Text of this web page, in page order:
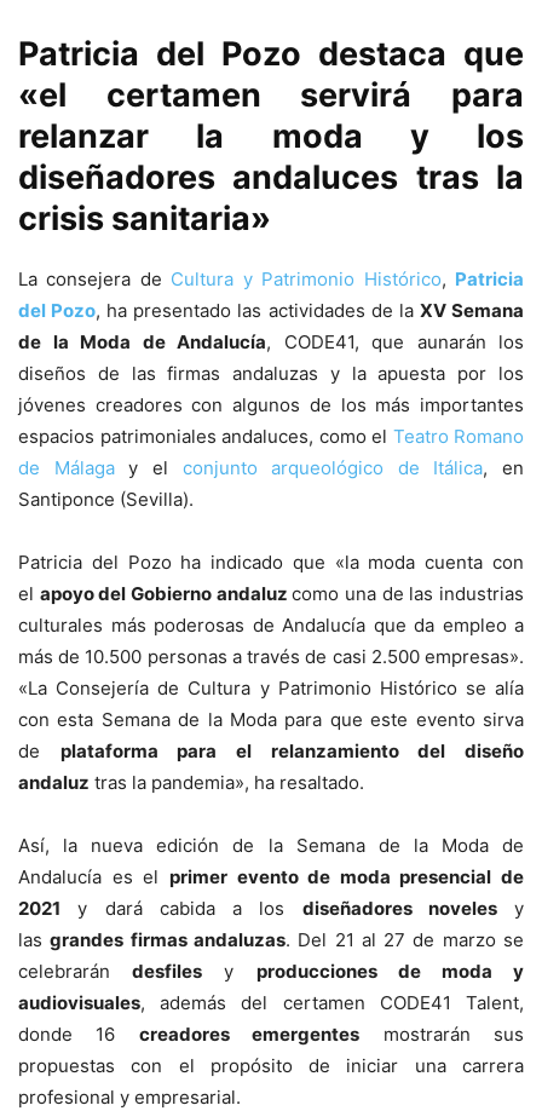
Patricia del Pozo destaca que
«el certamen servirá para
relanzar la moda y los
diseñadores andaluces tras la
crisis sanitaria»
La consejera de Cultura y Patrimonio Histórico, Patricia
del Pozo, ha presentado las actividades de la XV Semana
de la Moda de Andalucía, CODE41, que aunarán los
diseños de las firmas andaluzas y la apuesta por los
jóvenes creadores con algunos de los más importantes
espacios patrimoniales andaluces, como el Teatro Romano
de Málagay el conjunto arqueológico de Itálica, en
Santiponce (Sevilla).
Patricia del Pozo ha indicado que «la moda cuenta con
el apoyo del Gobierno andaluzcomo una de las industrias
culturales más poderosas de Andalucía que da empleo a
más de 10.500 personas a través de casi 2.500 empresas».
«La Consejería de Cultura y Patrimonio Histórico se alía
con esta Semana de la Moda para que este evento sirva
de plataforma para el relanzamiento del diseño
andaluz tras la pandemia», ha resaltado.
Así, la nueva edición de la Semana de la Moda de
Andalucía es el primer evento de moda presencial de
2021 y dará cabida a los diseñadores novelesy
lasgrandes firmas andaluzas. Del 21 al 27 de marzo se
celebrarándesfiles y producciones de moda y
audiovisuales, además del certamen CODE41 Talent,
donde 16 creadores emergentes mostrarán sus
propuestas con el propósito de iniciar una carrera
profesional y empresarial.